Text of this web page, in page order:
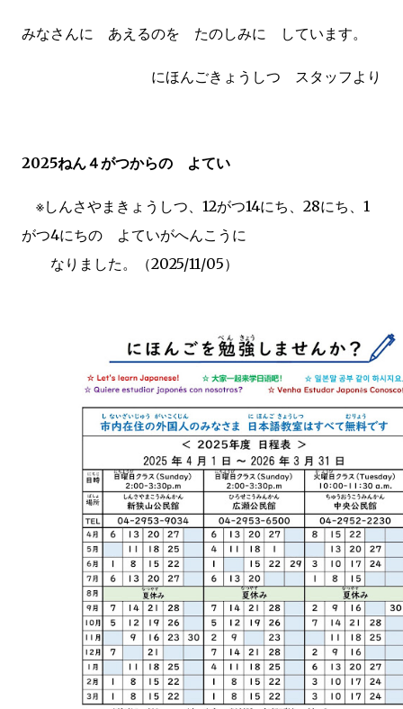
みなさんに あえるのを たのしみに しています。
にほんごきょうしつ スタッフより
2025ねん４がつからの よてい
※しんさやまきょうしつ、12がつ14にち、28にち、1
がつ4にちの よていがへんこうに
なりました。（2025/11/05）